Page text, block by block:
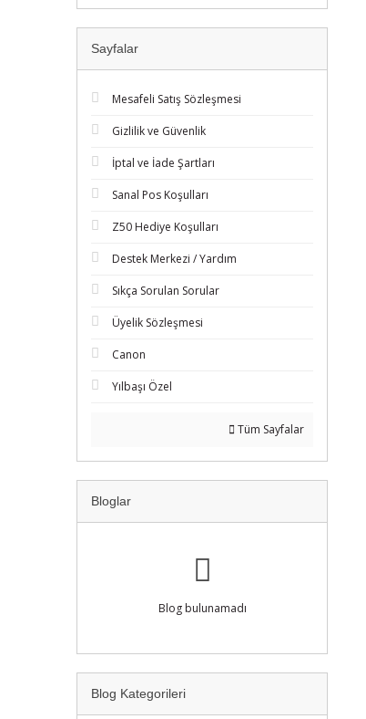
Sayfalar
Mesafeli Satış Sözleşmesi
Gizlilik ve Güvenlik
İptal ve İade Şartları
Sanal Pos Koşulları
Z50 Hediye Koşulları
Destek Merkezi / Yardım
Sıkça Sorulan Sorular
Üyelik Sözleşmesi
Canon
Yılbaşı Özel
Tüm Sayfalar
Bloglar
Blog bulunamadı
Blog Kategorileri